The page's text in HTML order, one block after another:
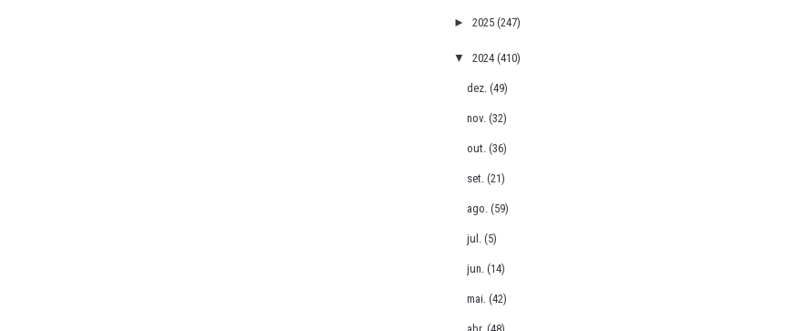
► 2025 (247)
▼ 2024 (410)
dez.(49)
nov.(32)
out.(36)
set.(21)
ago.(59)
jul.(5)
jun.(14)
mai.(42)